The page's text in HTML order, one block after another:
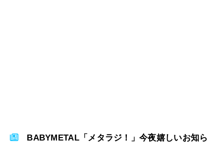
BABYMETAL「メタラジ！」今夜嬉しいお知ら